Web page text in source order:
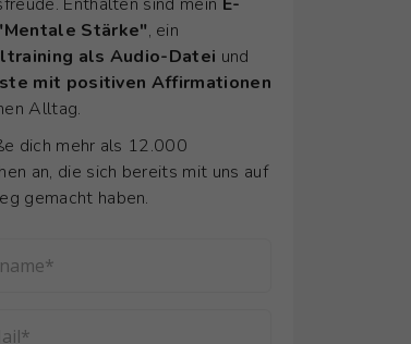
Stärke", ein
als Audio-Datei und
mit positiven Affirmationen
Alltag.
dich mehr als 12.000
an, die sich bereits mit uns auf
gemacht haben.